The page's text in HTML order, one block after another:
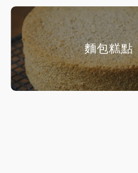
麵包糕點